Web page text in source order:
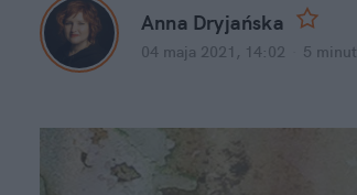
Anna Dryjańska
04 maja 2021, 14:02 5 minut